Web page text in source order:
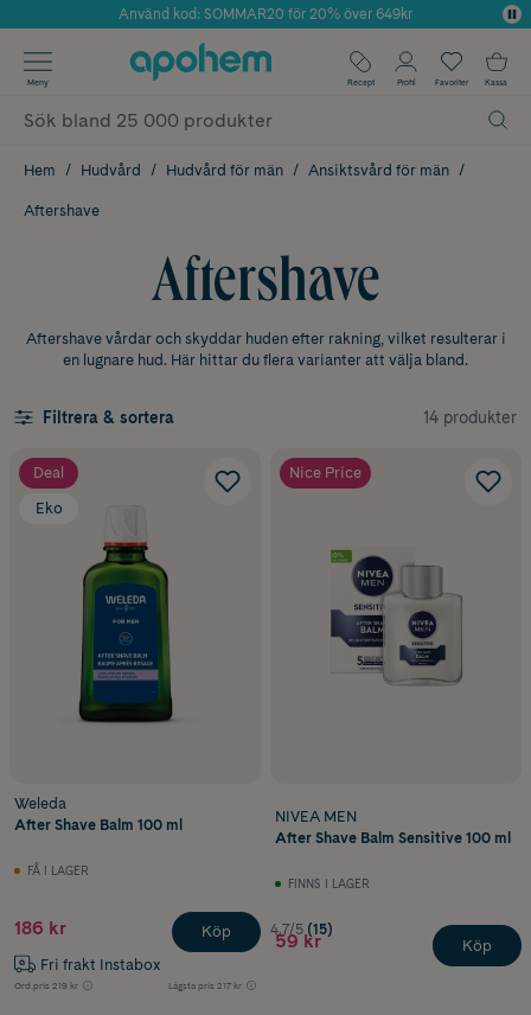
Årets Butik 2025 inom Skönhet
Använd kod: SOMMAR20 för 20% över 649kr
✓ Fri frakt
✓ Poäng på alla köp*
Meny Recept Profil Favoriter Kassa
Hem Hudvård Hudvård för män Ansiktsvård för män
Aftershave
Aftershave
Aftershave vårdar och skyddar huden efter rakning, vilket resulterar i
en lugnare hud. Här hittar du flera varianter att välja bland.
Filtrera & sortera 14 produkter
Deal
Eko
Weleda
After Shave Balm 100 ml
FÅ I LAGER
186 kr
Fri frakt Instabox
Ord.pris 219 kr Lägsta pris 217 kr
Köp
Nice Price
NIVEA MEN
After Shave Balm Sensitive 100 ml
FINNS I LAGER
4.7/5 (15)
59 kr Köp